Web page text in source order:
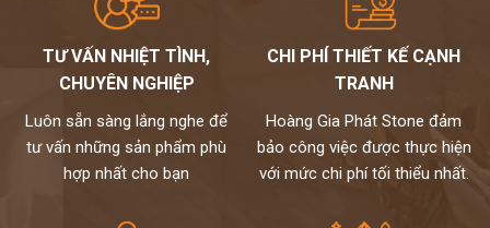
TƯ VẤN NHIỆT TÌNH,
CHUYÊN NGHIỆP
Luôn sẵn sàng lắng nghe để
tư vấn những sản phẩm phù
hợp nhất cho bạn
CHI PHÍ THIẾT KẾ CẠNH
TRANH
Hoàng Gia Phát Stone đảm
bảo công việc được thực hiện
với mức chi phí tối thiểu nhất.